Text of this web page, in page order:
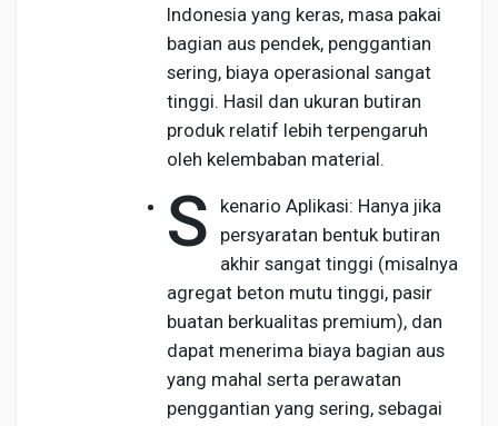
Indonesia yang keras, masa pakai
bagian aus pendek, penggantian
sering, biaya operasional sangat
tinggi. Hasil dan ukuran butiran
produk relatif lebih terpengaruh
oleh kelembaban material.
S
kenario Aplikasi: Hanya jika
persyaratan bentuk butiran
akhir sangat tinggi (misalnya
agregat beton mutu tinggi, pasir
buatan berkualitas premium), dan
dapat menerima biaya bagian aus
yang mahal serta perawatan
penggantian yang sering, sebagai